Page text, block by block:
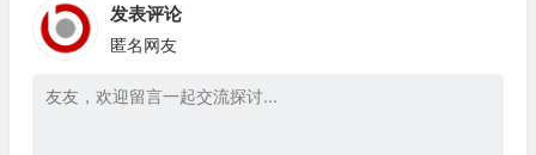
发表评论
匿名网友